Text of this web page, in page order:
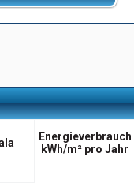
Energieverbrauch
kWh/m² pro Jahr